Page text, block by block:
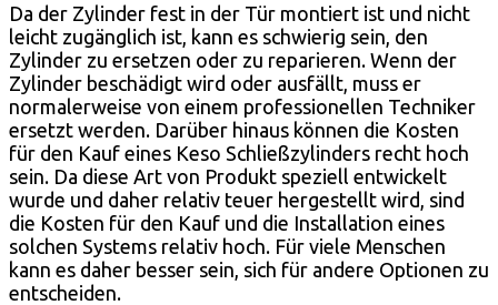
Da der Zylinder fest in der Tür montiert ist und nicht
leicht zugänglich ist, kann es schwierig sein, den
Zylinder zu ersetzen oder zu reparieren. Wenn der
Zylinder beschädigt wird oder ausfällt, muss er
normalerweise von einem professionellen Techniker
ersetzt werden. Darüber hinaus können die Kosten
für den Kauf eines Keso Schließzylinders recht hoch
sein. Da diese Art von Produkt speziell entwickelt
wurde und daher relativ teuer hergestellt wird, sind
die Kosten für den Kauf und die Installation eines
solchen Systems relativ hoch. Für viele Menschen
kann es daher besser sein, sich für andere Optionen zu
entscheiden.